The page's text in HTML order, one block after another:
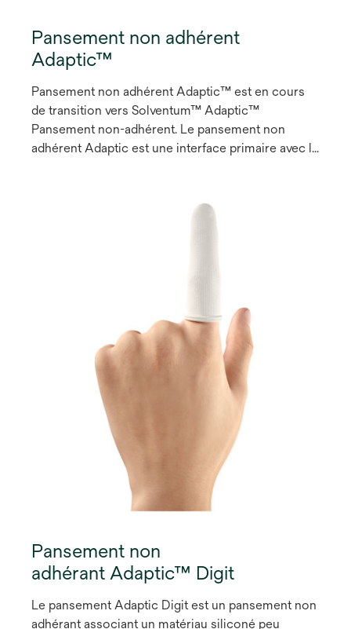
Pansement non adhérent
Adaptic™
Pansement non adhérent Adaptic™ est en cours
de transition vers Solventum™ Adaptic™
Pansement non-adhérent. Le pansement non
adhérent Adaptic est une interface primaire avec la
émulsion de gelée de pétrole, permettant un retrait
Pansement non
adhérant Adaptic™ Digit
Le pansement Adaptic Digit est un pansement non
adhérant associant un matériau siliconé peu